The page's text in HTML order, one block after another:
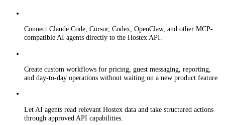
Connect Claude Code, Cursor, Codex, OpenClaw, and other MCP-
compatible AI agents directly to the Hostex API.
Create custom workflows for pricing, guest messaging, reporting,
and day-to-day operations without waiting on a new product feature.
Let AI agents read relevant Hostex data and take structured actions
through approved API capabilities.